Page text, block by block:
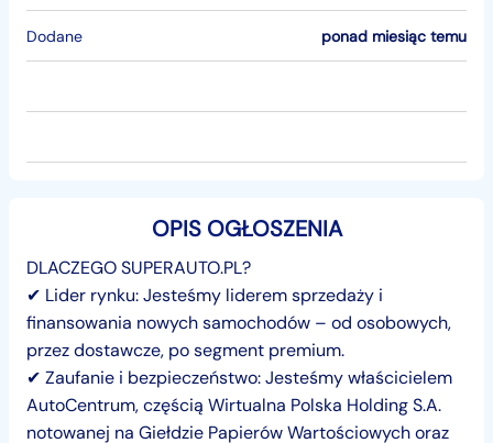
Dodane ponad miesiąc temu
OPIS OGŁOSZENIA
DLACZEGO SUPERAUTO.PL?
✔ Lider rynku: Jesteśmy liderem sprzedaży i
finansowania nowych samochodów – od osobowych,
przez dostawcze, po segment premium.
✔ Zaufanie i bezpieczeństwo: Jesteśmy właścicielem
AutoCentrum, częścią Wirtualna Polska Holding S.A.
notowanej na Giełdzie Papierów Wartościowych oraz